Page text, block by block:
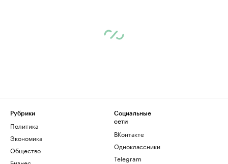
Рубрики
Политика
Экономика
Общество
Социальные
сети
ВКонтакте
Одноклассники
Telegram